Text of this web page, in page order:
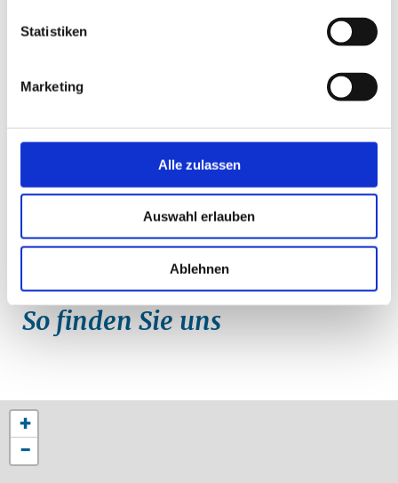
Statistiken
Marketing
Alle zulassen
Auswahl erlauben
Ablehnen
Kloster Dobbertin mit Klosterkirche und Park
19399 Dobbertin
+49 (0)38736 86121
förderverein@kloster-dobbertin.de
direkt zur Website
So finden Sie uns
+
−